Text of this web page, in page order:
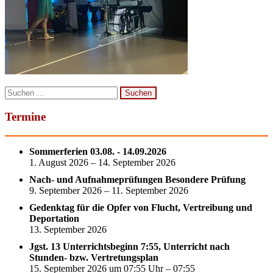
Suchen
nach:
Termine
Sommerferien 03.08. - 14.09.2026
1. August 2026 – 14. September 2026
Nach- und Aufnahmeprüfungen Besondere Prüfung
9. September 2026 – 11. September 2026
Gedenktag für die Opfer von Flucht, Vertreibung und
Deportation
13. September 2026
Jgst. 13 Unterrichtsbeginn 7:55, Unterricht nach
Stunden- bzw. Vertretungsplan
15. September 2026 um 07:55 Uhr – 07:55